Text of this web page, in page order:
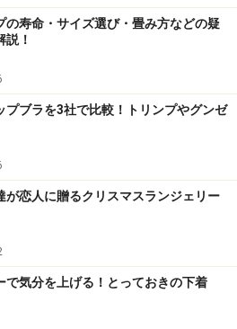
の寿命・サイズ選び・畳み方などの疑
説！
プブラを3社で比較！トリンプやグンゼ
が恋人に贈るクリスマスランジェリー
で気分を上げる！とっておきの下着